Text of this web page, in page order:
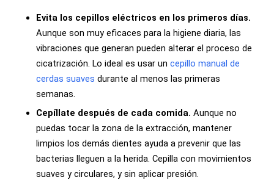
Evita los cepillos eléctricos en los primeros días.
Aunque son muy eficaces para la higiene diaria, las
vibraciones que generan pueden alterar el proceso de
cicatrización. Lo ideal es usar uncepillo manual de
cerdas suaves durante al menos las primeras
semanas.
Cepíllate después de cada comida. Aunque no
puedas tocar la zona de la extracción, mantener
limpios los demás dientes ayuda a prevenir que las
bacterias lleguen a la herida. Cepilla con movimientos
suaves y circulares, y sin aplicar presión.